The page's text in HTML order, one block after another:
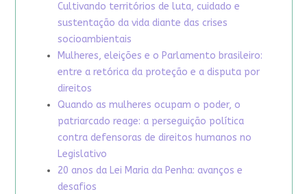
Cultivando territórios de luta, cuidado e
sustentação da vida diante das crises
socioambientais
Mulheres, eleições e o Parlamento brasileiro:
entre a retórica da proteção e a disputa por
direitos
Quando as mulheres ocupam o poder, o
patriarcado reage: a perseguição política
contra defensoras de direitos humanos no
Legislativo
20 anos da Lei Maria da Penha: avanços e
desafios